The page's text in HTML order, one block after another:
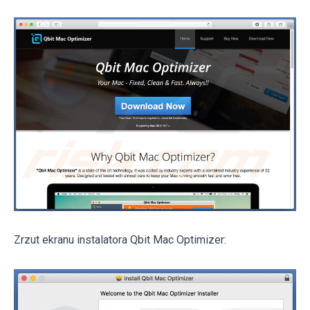
Zrzut ekranu instalatora Qbit Mac Optimizer: